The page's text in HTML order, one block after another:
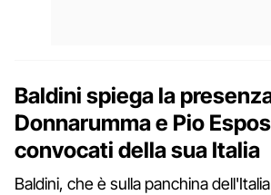
Baldini spiega la
Donnarumma e Pio
convocati della sua Italia
Baldini, che è sulla panchina